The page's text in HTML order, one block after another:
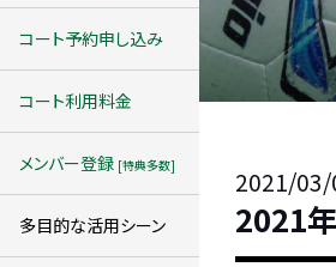
コート予約申し込み
コート利用料金
メンバー登録 [特典多数]
多目的な活用シーン
2021/03/
2021